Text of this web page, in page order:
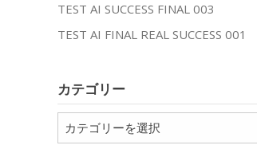
TEST AI SUCCESS FINAL 003
TEST AI FINAL REAL SUCCESS 001
カテゴリー
テ